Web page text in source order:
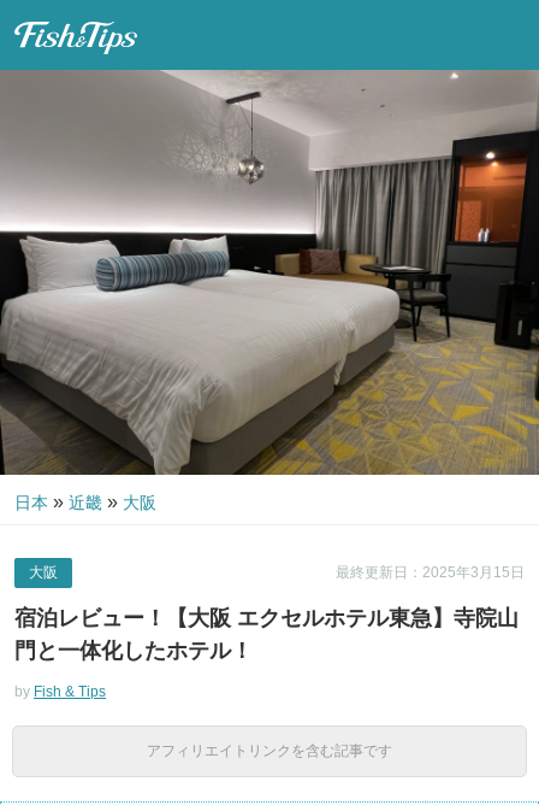
日本 » 近畿 » 大阪
最終更新日：2025年3月15日
大阪
宿泊レビュー！【大阪 エクセルホテル東急】寺院山
門と一体化したホテル！
by Fish & Tips
アフィリエイトリンクを含む記事です